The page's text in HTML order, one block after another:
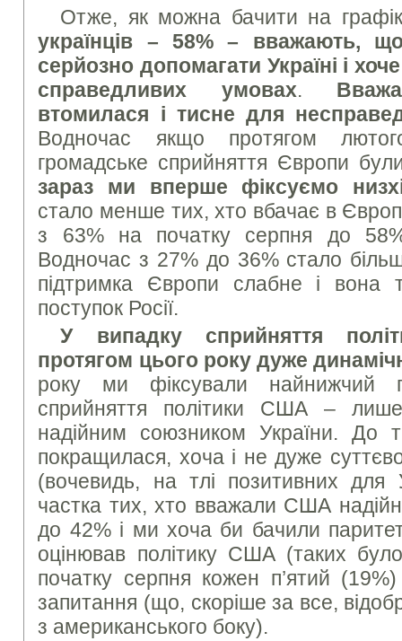
Отже, як можна бачити на
українців – 58% – вважають,
серйозно допомагати Україні і
справедливих умовах.
втомилася і тисне для
Водночас якщо протягом
громадське сприйняття Європи
зараз ми вперше фіксуємо
стало менше тих, хто вбачає в
з 63% на початку серпня до
Водночас з 27% до 36% стало
підтримка Європи слабне і вона
поступок Росії.
У випадку сприйняття
протягом цього року дуже
року ми фіксували найнижчий
сприйняття політики США –
надійним союзником України. До
покращилася, хоча і не дуже
(вочевидь, на тлі позитивних для
частка тих, хто вважали США
до 42% і ми хоча би бачили
оцінював політику США (таких
початку серпня кожен п’ятий (19%)
запитання (що, скоріше за все,
з американського боку).